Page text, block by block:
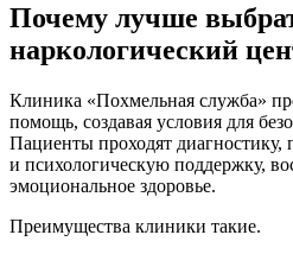
Почему лучше
наркологический
Клиника «Похмельная служба»
помощь, создавая условия для
Пациенты проходят
и психологическую поддержку,
эмоциональное здоровье.
Преимущества клиники такие.